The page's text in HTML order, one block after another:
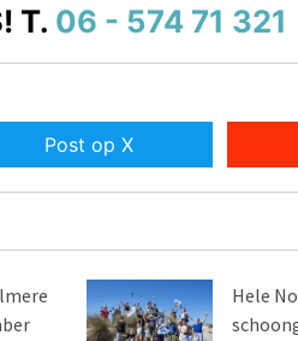
T. 06 - 574 71 321
Post op X
Hele